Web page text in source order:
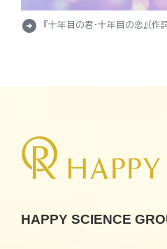
arrow_circle_right 『十年目の君・十年目の恋』（作
HAPPY SCIENCE